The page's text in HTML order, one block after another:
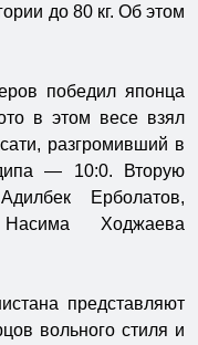
до 80 кг. Об этом
победил японца
в этом весе взял
разгромивший в
— 10:0. Вторую
Ерболатов,
Насима Ходжаева
представляют
вольного стиля и